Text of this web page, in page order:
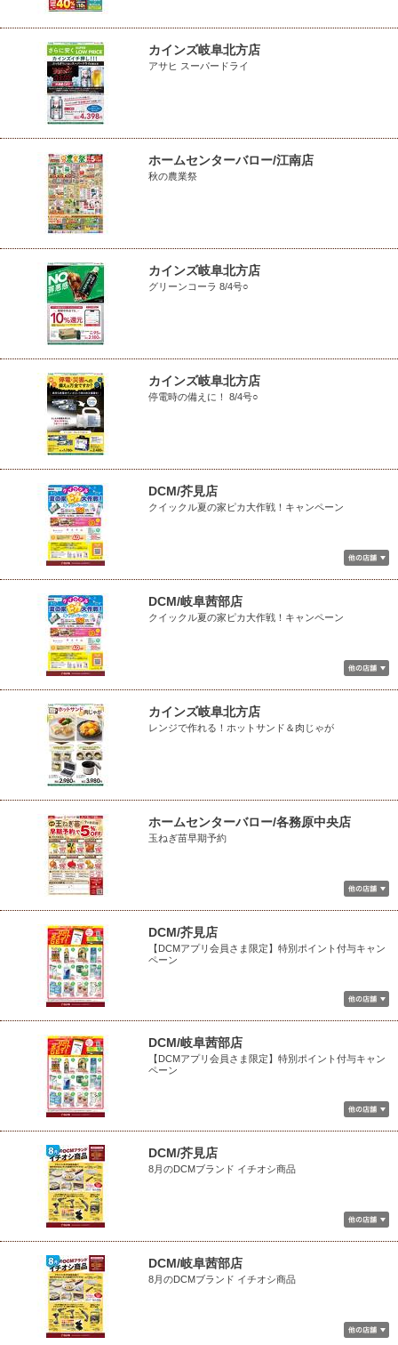
カインズ岐阜北方店
アサヒ スーパードライ
ホームセンターバロー/江南店
秋の農業祭
カインズ岐阜北方店
グリーンコーラ 8/4号○
カインズ岐阜北方店
停電時の備えに！ 8/4号○
DCM/芥見店
クイックル夏の家ピカ大作戦！キャンペーン
DCM/岐阜茜部店
クイックル夏の家ピカ大作戦！キャンペーン
カインズ岐阜北方店
レンジで作れる！ホットサンド＆肉じゃが
ホームセンターバロー/各務原中央店
玉ねぎ苗早期予約
DCM/芥見店
【DCMアプリ会員さま限定】特別ポイント付与キャン
ペーン
DCM/岐阜茜部店
【DCMアプリ会員さま限定】特別ポイント付与キャン
ペーン
DCM/芥見店
8月のDCMブランド イチオシ商品
DCM/岐阜茜部店
8月のDCMブランド イチオシ商品